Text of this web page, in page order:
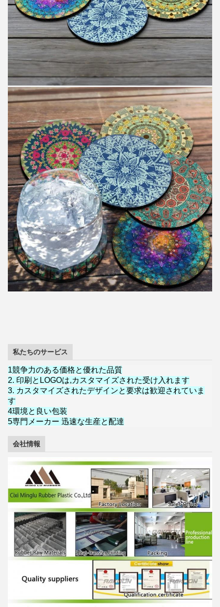
私たちのサービス
1競争力のある価格と優れた品質
2. 印刷とLOGOは,カスタマイズされた受け入れます
3. カスタマイズされたデザインと要求は歓迎されていま
す
4環境と良い包装
5専門メーカー 迅速な生産と配達
会社情報